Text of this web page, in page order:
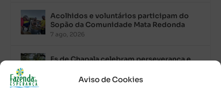
Aviso de Cookies
Acolhidos e voluntários participam do
Sopão da Comunidade Mata Redonda
7 ago, 2026
Es de Chapala celebram perseverança e
7 ago, 2026